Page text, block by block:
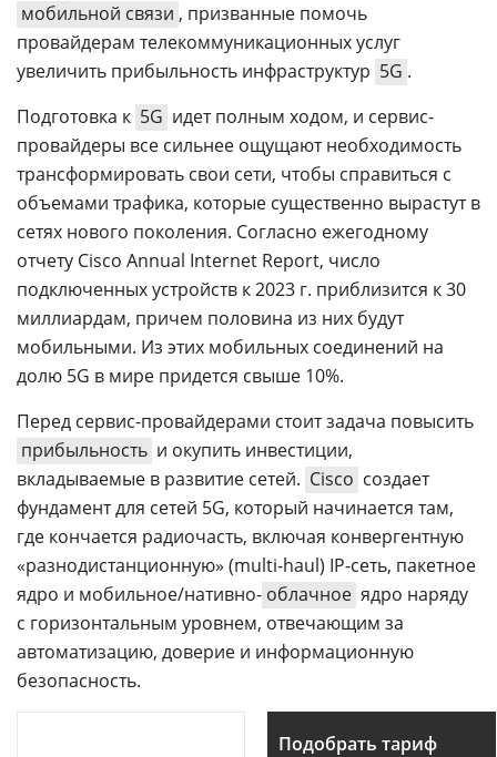
ТВ
издании
Реклама
Вакансии
Контакты
Max
Telegram
Дзен
Rutube
мобильной связи , призванные помочь
провайдерам телекоммуникационных услуг
увеличить прибыльность инфраструктур 5G .
Подготовка к 5G идет полным ходом, и сервис-
провайдеры все сильнее ощущают необходимость
трансформировать свои сети, чтобы справиться с
объемами трафика, которые существенно вырастут в
сетях нового поколения. Согласно ежегодному
отчету Cisco Annual Internet Report, число
подключенных устройств к 2023 г. приблизится к 30
миллиардам, причем половина из них будут
мобильными. Из этих мобильных соединений на
долю 5G в мире придется свыше 10%.
Перед сервис-провайдерами стоит задача повысить
прибыльность и окупить инвестиции,
вкладываемые в развитие сетей. Cisco создает
фундамент для сетей 5G, который начинается там,
где кончается радиочасть, включая конвергентную
«разнодистанционную» (multi-haul) IP-сеть, пакетное
ядро и мобильное/нативно- облачное ядро наряду
с горизонтальным уровнем, отвечающим за
автоматизацию, доверие и информационную
безопасность.
Подобрать тариф